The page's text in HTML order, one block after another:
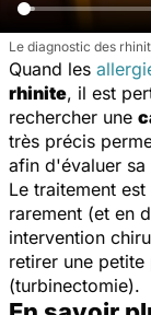
Le diagnostic des
Quand les
rhinite, il est
rechercher une
très précis
afin d'évaluer sa
Le traitement
rarement (et en
intervention
retirer une petite
(turbinectomie).